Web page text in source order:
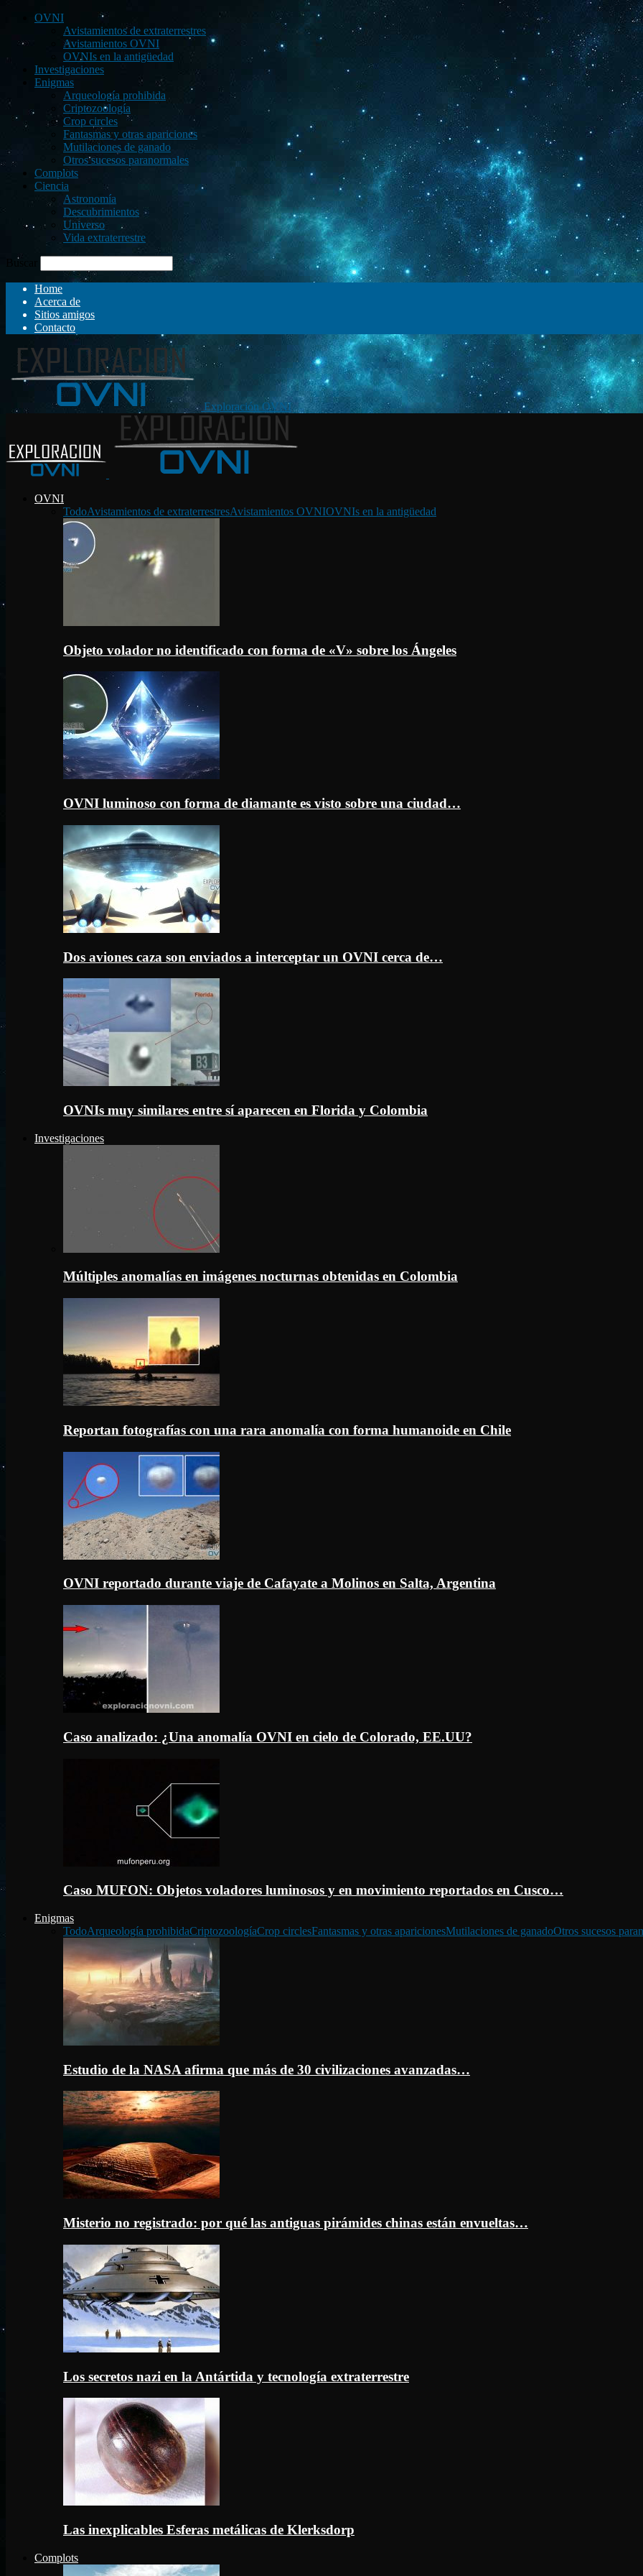
OVNI
Avistamientos de extraterrestres
Avistamientos OVNI
OVNIs en la antigüedad
Investigaciones
Enigmas
Arqueología prohibida
Criptozoología
Crop circles
Fantasmas y otras apariciones
Mutilaciones de ganado
Otros sucesos paranormales
Complots
Ciencia
Astronomía
Descubrimientos
Universo
Vida extraterrestre
Buscar
Home
Acerca de
Sitios amigos
Contacto
Exploración OVNI
OVNI
TodoAvistamientos de extraterrestresAvistamientos OVNIOVNIs en la antigüedad
Objeto volador no identificado con forma de «V» sobre los Ángeles
OVNI luminoso con forma de diamante es visto sobre una ciudad…
Dos aviones caza son enviados a interceptar un OVNI cerca de…
OVNIs muy similares entre sí aparecen en Florida y Colombia
Investigaciones
Múltiples anomalías en imágenes nocturnas obtenidas en Colombia
Reportan fotografías con una rara anomalía con forma humanoide en Chile
OVNI reportado durante viaje de Cafayate a Molinos en Salta, Argentina
Caso analizado: ¿Una anomalía OVNI en cielo de Colorado, EE.UU?
Caso MUFON: Objetos voladores luminosos y en movimiento reportados en Cusco…
Enigmas
TodoArqueología prohibidaCriptozoologíaCrop circlesFantasmas y otras aparicionesMutilaciones de ganadoOtros sucesos
Estudio de la NASA afirma que más de 30 civilizaciones avanzadas…
Misterio no registrado: por qué las antiguas pirámides chinas están envueltas…
Los secretos nazi en la Antártida y tecnología extraterrestre
Las inexplicables Esferas metálicas de Klerksdorp
Complots